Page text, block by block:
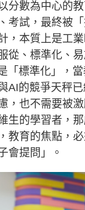
分數為中心的
考試，最終被
，本質上是工
從、標準化、
「標準化」，
AI的競爭天秤
，也不需要被
生的學習者，
教育的焦點，
會提問」。